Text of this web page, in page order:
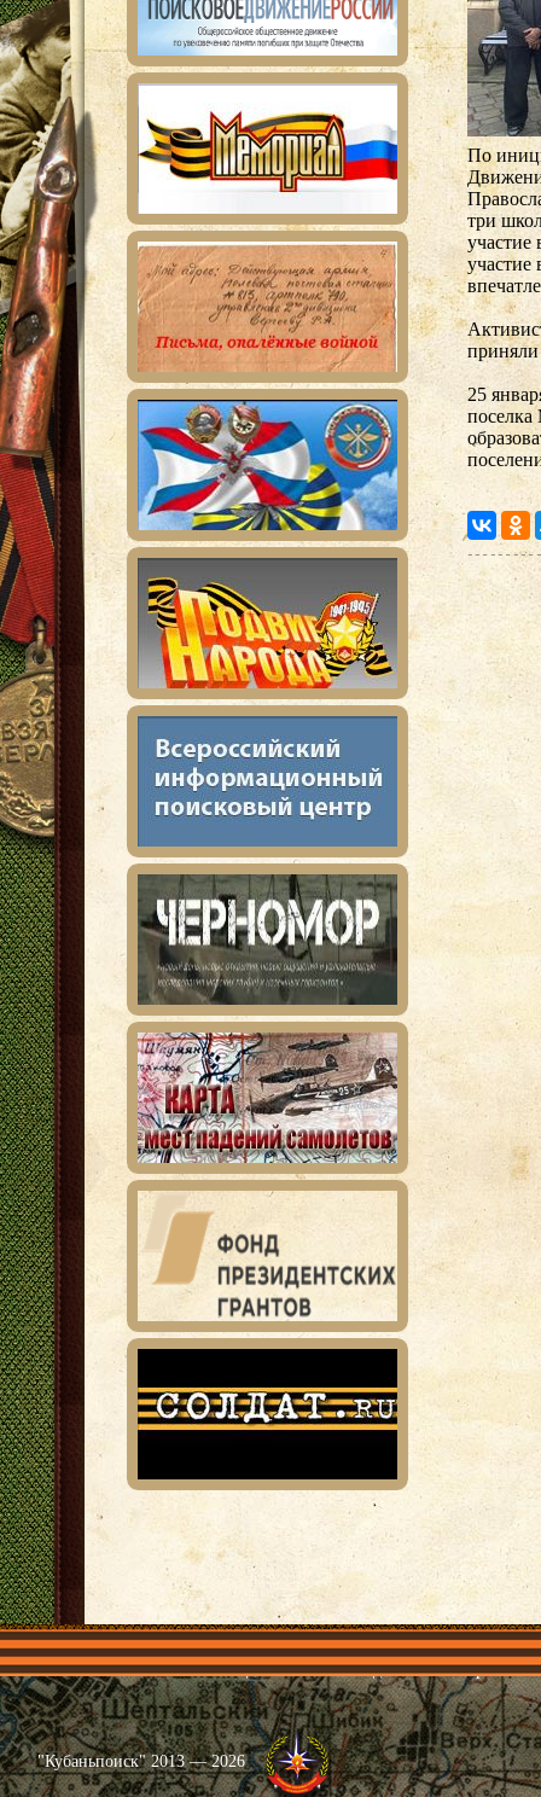
По
три
участие
участие
приняли
25
поселка
Главная Имена Общественные объединения Проекты
"Кубаньпоиск" 2013 — 2026